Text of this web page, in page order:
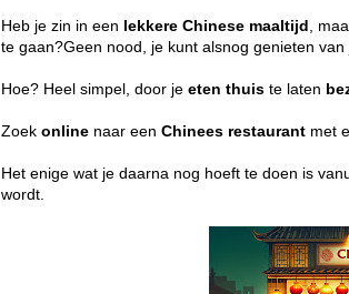
Heb je zin in een lekkere Chinese maaltijd ,
te gaan?Geen nood, je kunt alsnog genieten
Hoe? Heel simpel, door jeeten thuis te laten
Zoekonline naar eenChinees restaurant met
Het enige wat je daarna nog hoeft te doen is
wordt.